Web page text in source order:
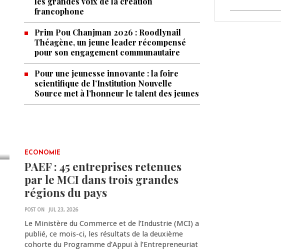
francophone
Prim Pou Chanjman 2026 : Roodlynail
Théagène, un jeune leader récompensé
pour son engagement communautaire
Pour une jeunesse innovante : la foire
scientifique de l’Institution Nouvelle
Source met à l’honneur le talent des jeunes
ECONOMIE
PAEF : 45 entreprises retenues
par le MCI dans trois grandes
régions du pays
POST ON JUL 23, 2026
Le Ministère du Commerce et de l’Industrie (MCI) a
publié, ce mois-ci, les résultats de la deuxième
cohorte du Programme d’Appui à l’Entrepreneuriat